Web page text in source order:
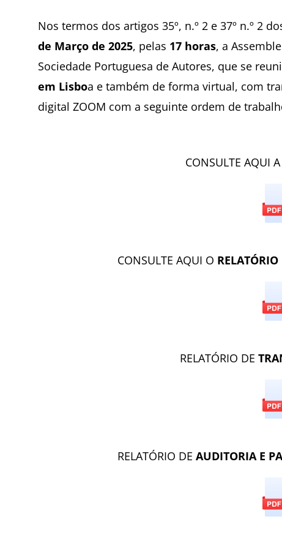
Nos termos dos artigos 35º, n.º 2 e 37º n.º 2
de Março de 2025, pelas 17 horas, a
Sociedade Portuguesa de Autores, que se
em Lisboa e também de forma virtual, com
digital ZOOM com a seguinte ordem de
CONSULTE AQUI A
CONSULTE AQUI O
RELATÓRIO DE
RELATÓRIO DE AUDITORIA E